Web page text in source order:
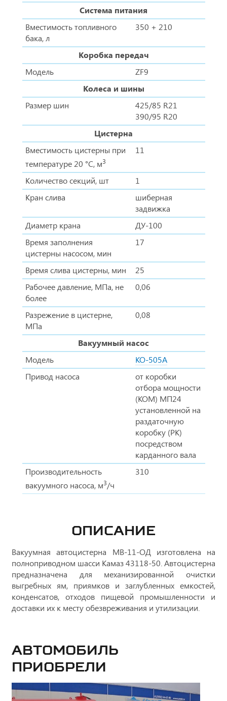
Система питания
Вместимость топливного
бака, л
350 + 210
Коробка передач
Модель
ZF9
Колеса и шины
Размер шин
425/85 R21
390/95 R20
Цистерна
Вместимость цистерны при
температуре 20 °С, м3
11
Количество секций, шт
1
Кран слива
шиберная
задвижка
Диаметр крана
ДУ-100
Время заполнения
цистерны насосом, мин
17
Время слива цистерны, мин
25
Рабочее давление, МПа, не
более
0,06
Разрежение в цистерне,
МПа
0,08
Вакуумный насос
Модель
КО-505А
Привод насоса
от коробки
отбора мощности
(КОМ) МП24
установленной на
раздаточную
коробку (РК)
посредством
карданного вала
Производительность
вакуумного насоса, м3/ч
310
ОПИСАНИЕ
Вакуумная автоцистерна МВ-11-ОД изготовлена на
полноприводном шасси Камаз 43118-50. Автоцистерна
предназначена для механизированной очистки
выгребных ям, приямков и заглубленных емкостей,
конденсатов, отходов пищевой промышленности и
доставки их к месту обезвреживания и утилизации.
Автомобиль
приобрели